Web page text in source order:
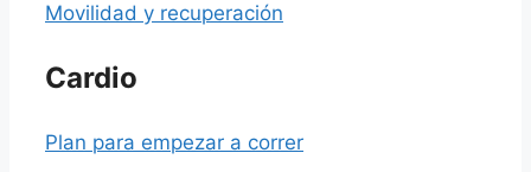
Movilidad y recuperación
Cardio
Plan para empezar a correr